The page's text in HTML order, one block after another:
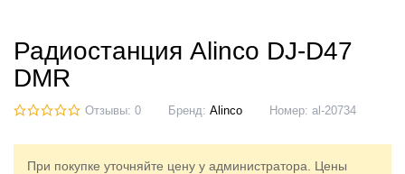
Радиостанция Alinco DJ-D47
DMR
Отзывы: 0 Бренд: Alinco Номер: al-20734
При покупке уточняйте цену у администратора. Цены